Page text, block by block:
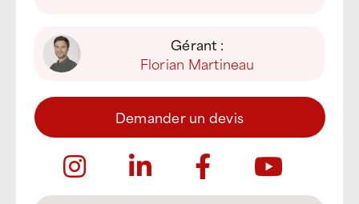
Gérant :
Florian Martineau
Demander un devis